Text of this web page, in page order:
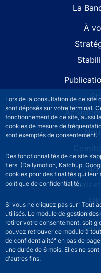
Lors de la consultation de ce site
sont déposés sur votre terminal.
fonctionnement de ce site, aussi
cookies de mesure de
sont exemptés de consentement.
Des fonctionnalités de ce site
tiers (Dailymotion, Katchup,
cookies pour des finalités qui
politique de confidentialité.
Si vous ne cliquez pas sur "Tout
utilisés. Le module de gestion
retirer votre consentement, soit
pouvez retrouver ce module à
de confidentialité" en bas de
une durée de 6 mois. Elles ne
d'autres fins.
La
À
Footer secondary menu
Sourds
La